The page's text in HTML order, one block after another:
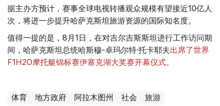
据主办方预计，赛事全球电视转播观众规模有望接近10亿人
次，将进一步提升哈萨克斯坦旅游资源的国际知名度。
值得一提的是，8月1日，在对吉尔吉斯斯坦进行工作访问期
间，哈萨克斯坦总统哈斯穆-卓玛尔特·托卡耶夫出席了世界
F1H2O摩托艇锦标赛伊塞克湖大奖赛开幕仪式。
体育 地方政府 阿拉木图州 社会 旅游